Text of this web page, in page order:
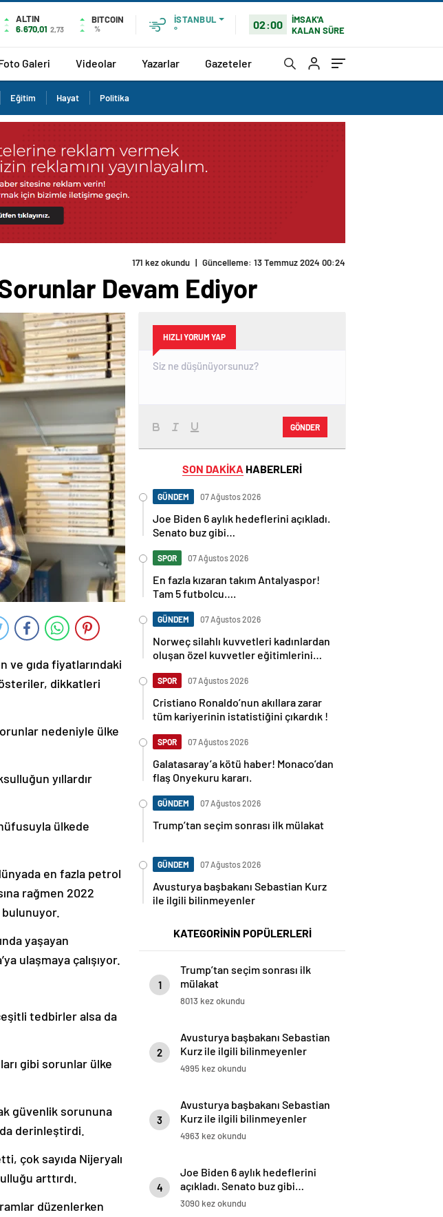
ALTIN
6.670,01 2,73
BITCOIN
%
İSTANBUL
°
02:00
İMSAK'A
KALAN SÜRE
Galeri Videolar Yazarlar Gazeteler
Eğitim Hayat Politika
Devam Ediyor
ve gıda fiyatlarındaki
dikkatleri
nedeniyle ülke
yıllardır
ülkede
en fazla petrol
rağmen 2022
bulunuyor.
yaşayan
ulaşmaya çalışıyor.
tedbirler alsa da
gibi sorunlar ülke
güvenlik sorununa
derinleştirdi.
çok sayıda Nijeryalı
arttırdı.
düzenlerken
HIZLI YORUM YAP
GÖNDER
SON DAKİKA HABERLERİ
GÜNDEM 07 Ağustos 2026
Joe Biden 6 aylık hedeflerini açıkladı.
Senato buz gibi…
SPOR 07 Ağustos 2026
En fazla kızaran takım Antalyaspor!
Tam 5 futbolcu….
GÜNDEM 07 Ağustos 2026
Norweç silahlı kuvvetleri kadınlardan
oluşan özel kuvvetler eğitimlerini
SPOR 07 Ağustos 2026
Cristiano Ronaldo’nun akıllara zarar
tüm kariyerinin istatistiğini çıkardık !
SPOR 07 Ağustos 2026
Galatasaray’a kötü haber! Monaco’dan
flaş Onyekuru kararı.
GÜNDEM 07 Ağustos 2026
Trump’tan seçim sonrası ilk mülakat
GÜNDEM 07 Ağustos 2026
Avusturya başbakanı Sebastian Kurz
ile ilgili bilinmeyenler
KATEGORİNİN POPÜLERLERİ
1
Trump’tan seçim sonrası ilk
mülakat
8013 kez okundu
2
Avusturya başbakanı Sebastian
Kurz ile ilgili bilinmeyenler
4995 kez okundu
3
Avusturya başbakanı Sebastian
Kurz ile ilgili bilinmeyenler
4963 kez okundu
4
Joe Biden 6 aylık hedeflerini
açıkladı. Senato buz gibi…
3090 kez okundu